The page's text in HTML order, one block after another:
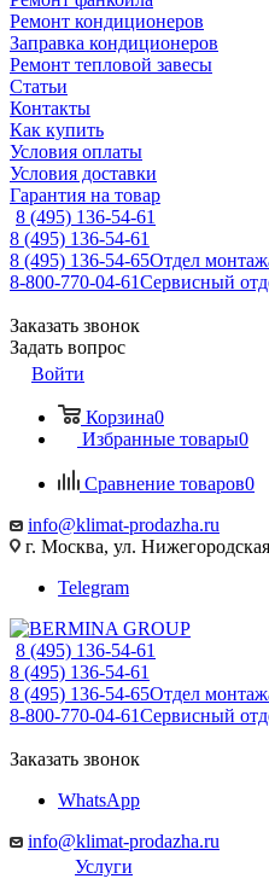
Ремонт кондиционеров
Заправка кондиционеров
Ремонт тепловой завесы
Статьи
Контакты
Как купить
Условия оплаты
Условия доставки
Гарантия на товар
8 (495) 136-54-61
8 (495) 136-54-61
8 (495) 136-54-65Отдел
8-800-770-04-61Сервисный
Заказать звонок
Задать вопрос
Войти
Корзина0
Избранные товары0
Сравнение товаров0
info@klimat-prodazha.ru
г. Москва, ул.
Telegram
8 (495) 136-54-61
8 (495) 136-54-61
8 (495) 136-54-65Отдел
8-800-770-04-61Сервисный
Заказать звонок
WhatsApp
info@klimat-prodazha.ru
Услуги